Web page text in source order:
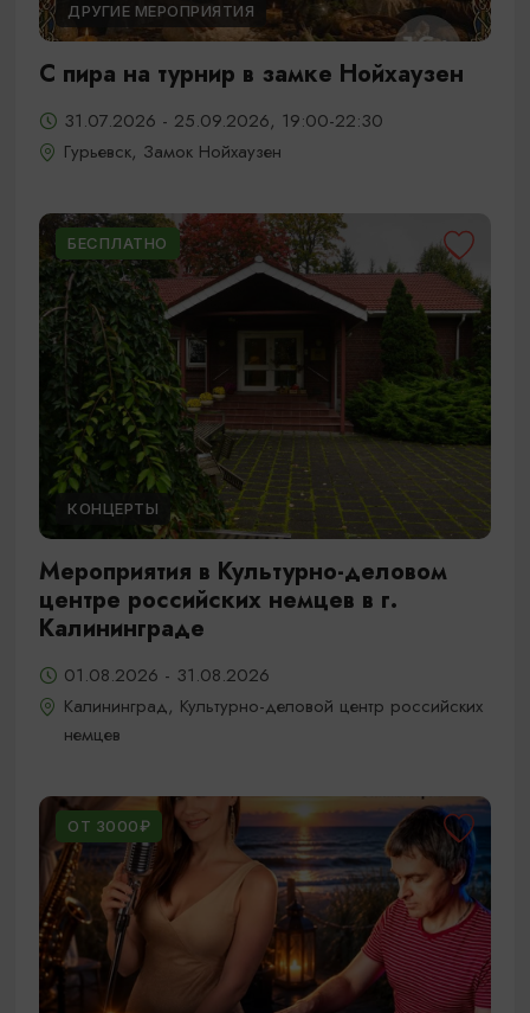
ДРУГИЕ МЕРОПРИЯТИЯ
С пира на турнир в замке Нойхаузен
31.07.2026 - 25.09.2026, 19:00-22:30
Гурьевск, Замок Нойхаузен
БЕСПЛАТНО
КОНЦЕРТЫ
Мероприятия в Культурно-деловом
центре российских немцев в г.
Калининграде
01.08.2026 - 31.08.2026
Калининград, Культурно-деловой центр российских
немцев
ОТ 3000₽